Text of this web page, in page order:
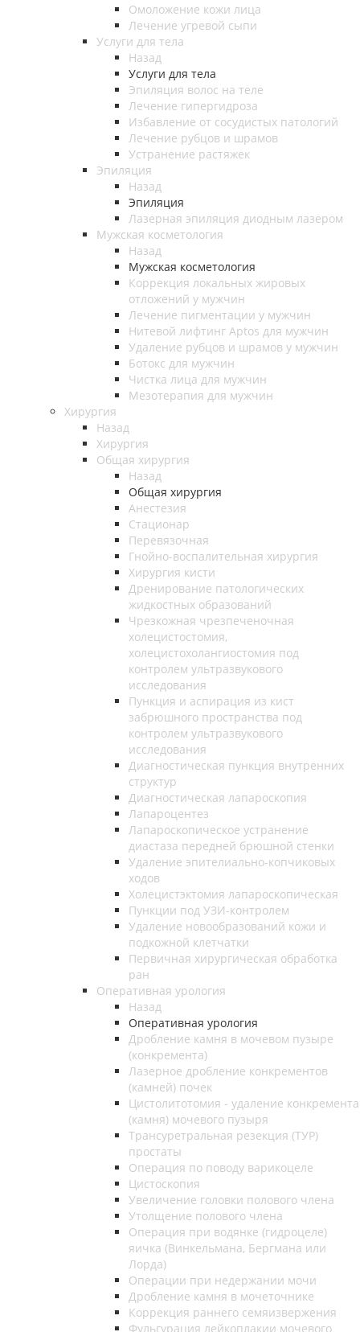
Омоложение кожи лица
Лечение угревой сыпи
Услуги для тела
Назад
Услуги для тела
Эпиляция волос на теле
Лечение гипергидроза
Избавление от сосудистых патологий
Лечение рубцов и шрамов
Устранение растяжек
Эпиляция
Назад
Эпиляция
Лазерная эпиляция диодным лазером
Мужская косметология
Назад
Мужская косметология
Коррекция локальных жировых
отложений у мужчин
Лечение пигментации у мужчин
Нитевой лифтинг Aptos для мужчин
Удаление рубцов и шрамов у мужчин
Ботокс для мужчин
Чистка лица для мужчин
Мезотерапия для мужчин
Хирургия
Назад
Хирургия
Общая хирургия
Назад
Общая хирургия
Анестезия
Стационар
Перевязочная
Гнойно-воспалительная хирургия
Хирургия кисти
Дренирование патологических
жидкостных образований
Чрезкожная чрезпеченочная
холецистостомия,
холецистохолангиостомия под
контролем ультразвукового
исследования
Пункция и аспирация из кист
забрюшного пространства под
контролем ультразвукового
исследования
Диагностическая пункция внутренних
структур
Диагностическая лапароскопия
Лапароцентез
Лапароскопическое устранение
диастаза передней брюшной стенки
Удаление эпителиально-копчиковых
ходов
Холецистэктомия лапароскопическая
Пункции под УЗИ-контролем
Удаление новообразований кожи и
подкожной клетчатки
Первичная хирургическая обработка
ран
Оперативная урология
Назад
Оперативная урология
Дробление камня в мочевом пузыре
(конкремента)
Лазерное дробление конкрементов
(камней) почек
Цистолитотомия - удаление конкремента
(камня) мочевого пузыря
Трансуретральная резекция (ТУР)
простаты
Операция по поводу варикоцеле
Цистоскопия
Увеличение головки полового члена
Утолщение полового члена
Операция при водянке (гидроцеле)
яичка (Винкельмана, Бергмана или
Лорда)
Операции при недержании мочи
Дробление камня в мочеточнике
Коррекция раннего семяизвержения
Фульгурация лейкоплакии мочевого